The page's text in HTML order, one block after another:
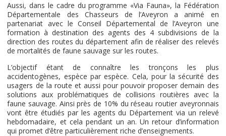
Aussi, dans le cadre du programme «Via Fauna», la Fédération
Départementale des Chasseurs de l’Aveyron a animé en
partenariat avec le Conseil Départemental de l’Aveyron une
formation à destination des agents des 4 subdivisions de la
direction des routes du département afin de réaliser des relevés
de mortalités de faune sauvage sur les routes.
L’objectif étant de connaître les tronçons les plus
accidentogènes, espèce par espèce. Cela, pour la sécurité des
usagers de la route et aussi pour pouvoir proposer demain des
solutions aux problématiques de collisions routières avec la
faune sauvage. Ainsi près de 10% du réseau routier aveyronnais
vont être étudiés par les agents du Département via un relevé
hebdomadaire, et cela pendant un an. Un retour d’information
qui promet d’être particulièrement riche d’enseignements.